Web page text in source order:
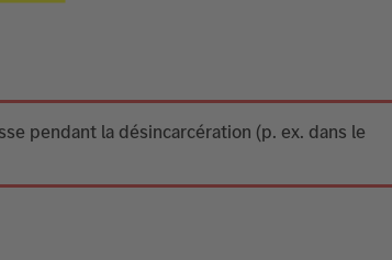
pendant la désincarcération (p. ex. dans le